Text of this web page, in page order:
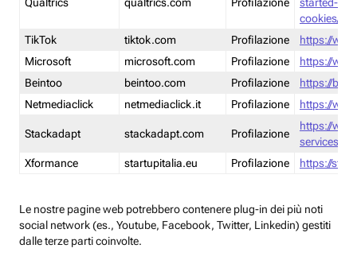
cookies/
TikTok
tiktok.com Profilazione
https://
Microsoft
microsoft.com Profilazione
https://
Beintoo
beintoo.com Profilazione
https://
Netmediaclick
netmediaclick.it Profilazione https://
Stackadapt stackadapt.com Profilazione
https://
services-
Xformance
startupitalia.eu Profilazione https://
Le nostre pagine web potrebbero contenere plug-in dei più noti
social network (es., Youtube, Facebook, Twitter, Linkedin) gestiti
dalle terze parti coinvolte.